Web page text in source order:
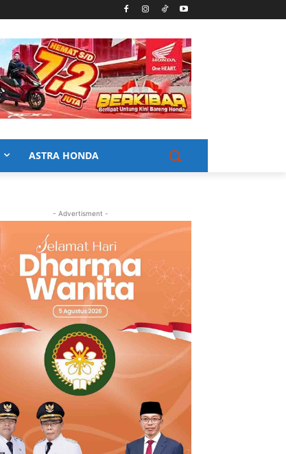
ASTRA HONDA
- Advertisment -